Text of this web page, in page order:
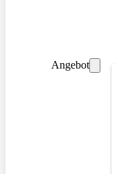
Angebot